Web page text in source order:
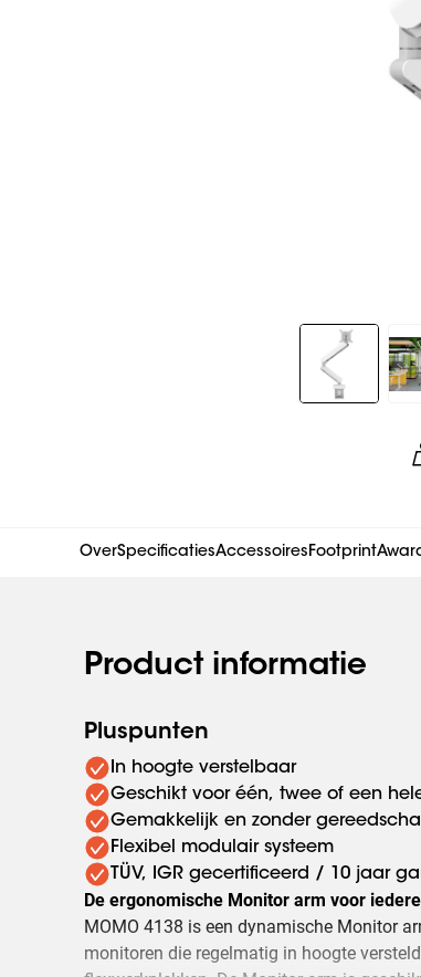
Slide 1 of 9
OverSpecificatiesAccessoiresFootprint
Product informatie
Pluspunten
In hoogte verstelbaar
Geschikt voor één, twee of een
Gemakkelijk en zonder
Flexibel modulair systeem
TÜV, IGR gecertificeerd / 10 jaar
De ergonomische Monitor arm voor
MOMO 4138 is een dynamische Monitor
monitoren die regelmatig in hoogte